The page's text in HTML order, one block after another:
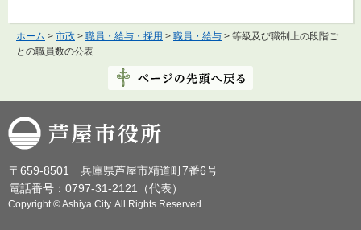
ホーム > 市政 > 職員・給与・採用 > 職員・給与 > 等級及び職制上の段階ご
との職員数の公表
芦屋市役所
〒659-8501 兵庫県芦屋市精道町7番6号
電話番号：0797-31-2121（代表）
Copyright © Ashiya City. All Rights Reserved.